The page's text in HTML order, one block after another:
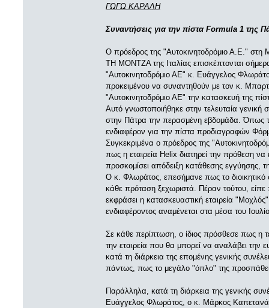
ΓΩΓΩ ΚΑΡΑΛΗ
Συναντήσεις για την πίστα Formula 1 της
Ο πρόεδρος της "Αυτοκινητοδρόμιο Α.Ε." στη
ΤΗ ΜΟΝΤΖΑ της Ιταλίας επισκέπτονται
"Αυτοκινητοδρόμιο ΑΕ" κ. Ευάγγελος
προκειμένου να συναντηθούν με τον κ.
"Αυτοκινητοδρόμιο ΑΕ" την κατασκευή της
Αυτό γνωστοποιήθηκε στην τελευταία
στην Πάτρα την περασμένη εβδομάδα. Όπως
ενδιαφέρον για την πίστα προδιαγραφών
Συγκεκριμένα ο πρόεδρος της
πως η εταιρεία Helix διατηρεί την πρόθεση
προσκομίσει απόδειξη κατάθεσης εγγύησης,
Ο κ. Φλωράτος, επεσήμανε πως το διοικητικό
κάθε πρόταση ξεχωριστά. Πέραν τούτου, είπε
εκφράσει η κατασκευαστική εταιρεία
ενδιαφέροντος αναμένεται στα μέσα του
Σε κάθε περίπτωση, ο ίδιος πρόσθεσε πως η
την εταιρεία που θα μπορεί να αναλάβει την
κατά τη διάρκεια της επομένης γενικής
πάντως, πως το μεγάλο "όπλο" της
Παράλληλα, κατά τη διάρκεια της γενικής
Ευάγγελος Φλωράτος, ο κ. Μάρκος